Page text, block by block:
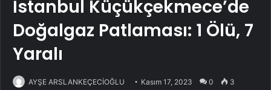
İstanbul Küçükçekmece’de
Doğalgaz Patlaması: 1 Ölü, 7
Yaralı
AYŞE ARSLANKEÇECİOĞLU Kasım 17, 2023 0 3